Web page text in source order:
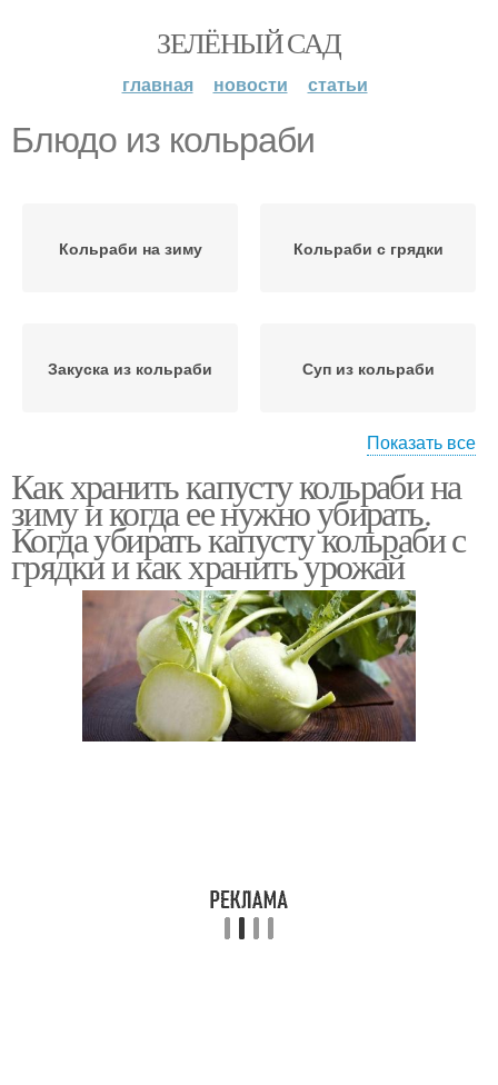
ЗЕЛЁНЫЙ САД
главная новости статьи
Блюдо из кольраби
Кольраби на зиму Кольраби с грядки
Закуска из кольраби Суп из кольраби
Основное блюдо
Показать все
Как хранить капусту кольраби на
зиму и когда ее нужно убирать.
Когда убирать капусту кольраби с
грядки и как хранить урожай